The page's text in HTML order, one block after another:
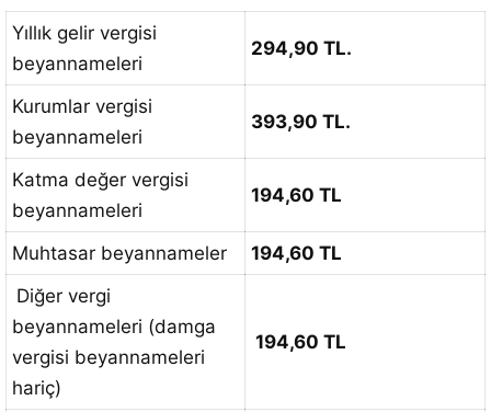
Yıllık gelir vergisi
beyannameleri
294,90 TL.
Kurumlar vergisi
beyannameleri
393,90 TL.
Katma değer vergisi
beyannameleri
194,60 TL
Muhtasar beyannameler
194,60 TL
Diğer vergi
beyannameleri (damga
vergisi beyannameleri
hariç)
194,60 TL